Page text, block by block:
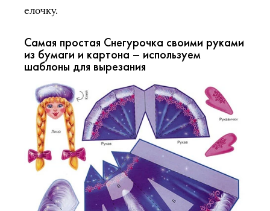
елочку.
Самая простая Снегурочка своими руками
из бумаги и картона – используем
шаблоны для вырезания